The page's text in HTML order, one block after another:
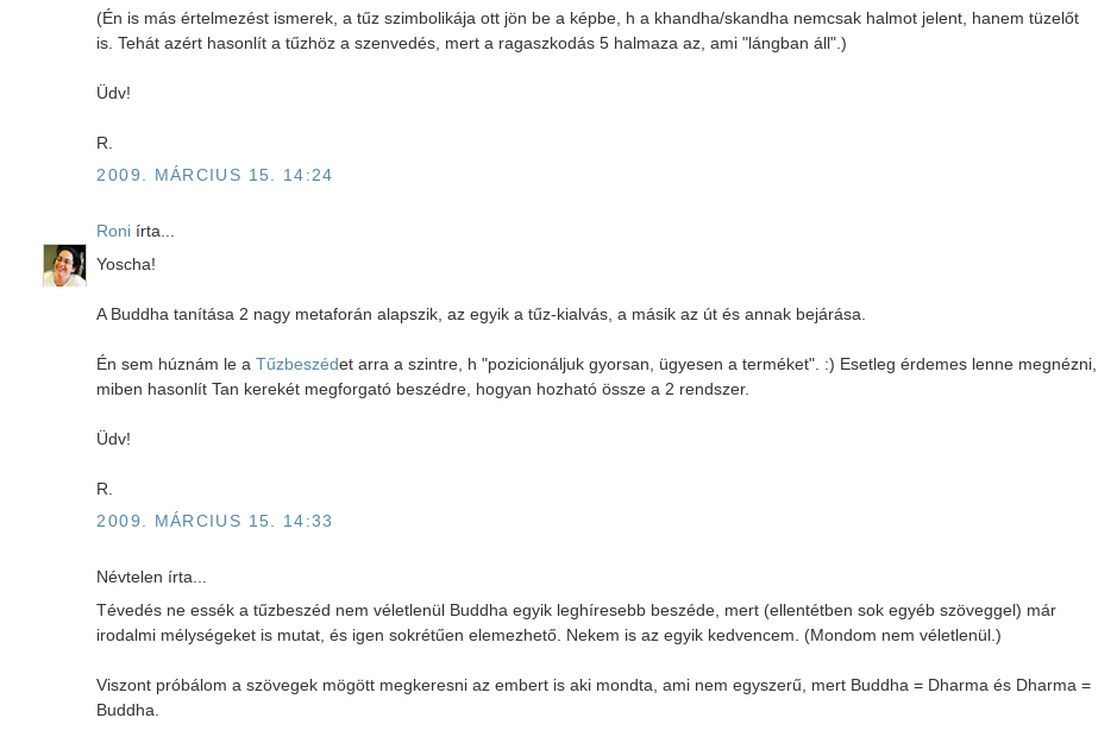
(Én is más értelmezést ismerek, a tűz szimbolikája ott jön be a képbe, h a khandha/skandha nemcsak halmot jelent, hanem tüzelőt
is. Tehát azért hasonlít a tűzhöz a szenvedés, mert a ragaszkodás 5 halmaza az, ami "lángban áll".)
Üdv!
R.
2009. MÁRCIUS 15. 14:24
Roni írta...
Yoscha!
A Buddha tanítása 2 nagy metaforán alapszik, az egyik a tűz-kialvás, a másik az út és annak bejárása.
Én sem húznám le aTűzbeszédet arra a szintre, h "pozicionáljuk gyorsan, ügyesen a terméket". :) Esetleg érdemes lenne megnézni,
miben hasonlít Tan kerekét megforgató beszédre, hogyan hozható össze a 2 rendszer.
Üdv!
R.
2009. MÁRCIUS 15. 14:33
Névtelen írta...
Tévedés ne essék a tűzbeszéd nem véletlenül Buddha egyik leghíresebb beszéde, mert (ellentétben sok egyéb szöveggel) már
irodalmi mélységeket is mutat, és igen sokrétűen elemezhető. Nekem is az egyik kedvencem. (Mondom nem véletlenül.)
Viszont próbálom a szövegek mögött megkeresni az embert is aki mondta, ami nem egyszerű, mert Buddha = Dharma és Dharma =
Buddha.